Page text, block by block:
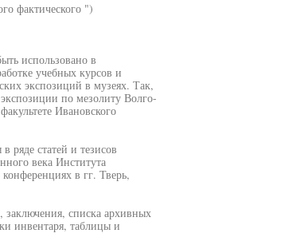
фактического ")
использовано в
учебных курсов и
экспозиций в музеях. Так,
по мезолиту Волго-
Ивановского
ряде статей и тезисов
века Института
в гг. Тверь,
заключения, списка архивных
инвентаря, таблицы и